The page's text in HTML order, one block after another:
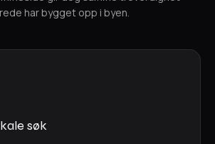
har bygget opp i byen.
søk